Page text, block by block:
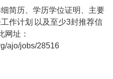
简历、学历学位证明、主要
作计划 以及至少3封推荐信
网址：
ajo/jobs/28516